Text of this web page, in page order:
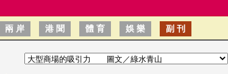
兩 岸 港 聞 體 育 娛 樂 副 刊